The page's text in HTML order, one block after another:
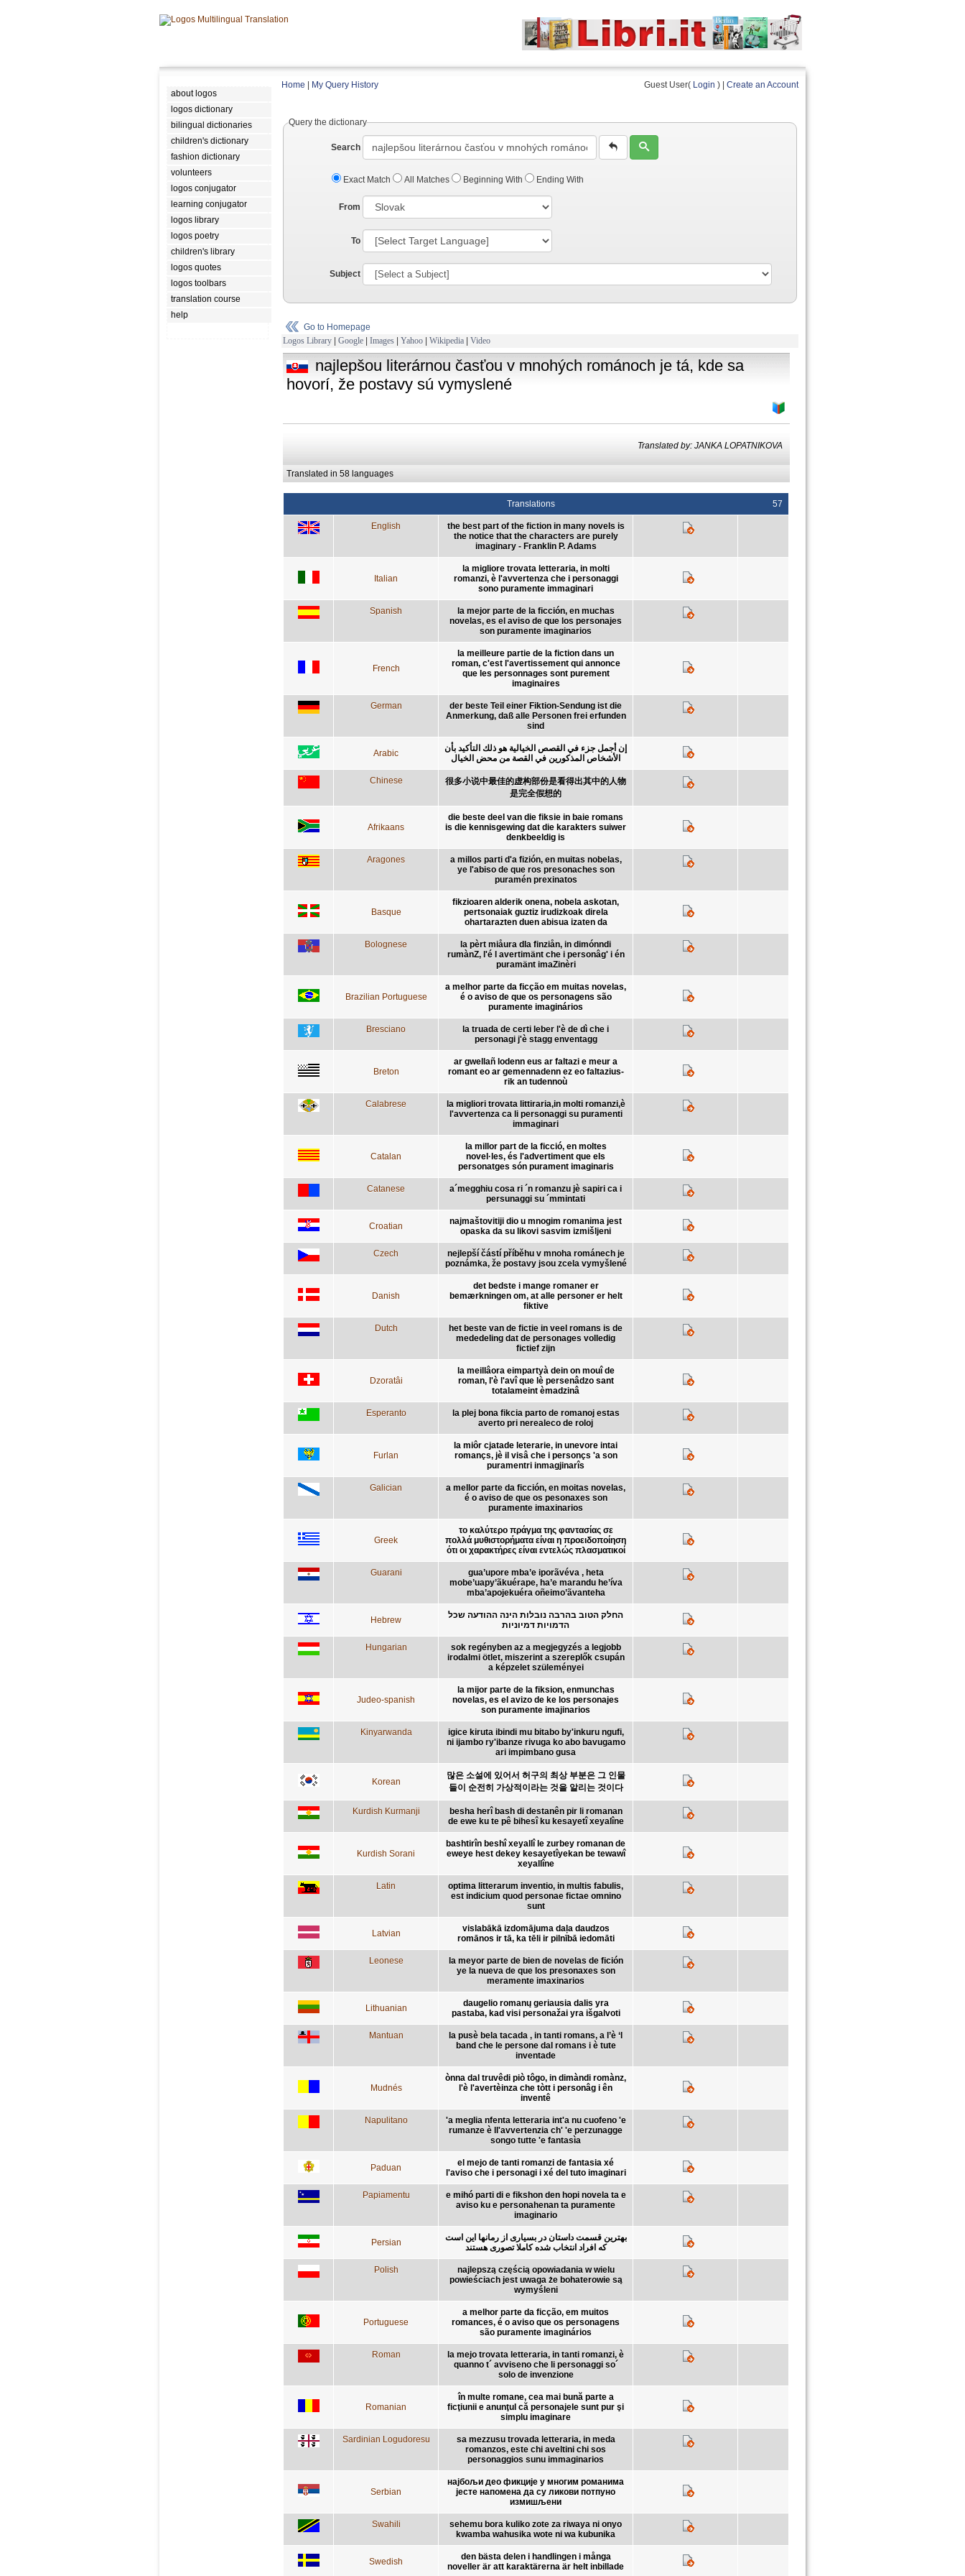
about logos
logos dictionary
bilingual dictionaries
children's dictionary
fashion dictionary
volunteers
logos conjugator
learning conjugator
logos library
logos poetry
children's library
logos quotes
logos toolbars
translation course
help
Home My Query History Guest User( Login ) | Create an Account
Query the dictionary
Search
Exact Match All Matches Beginning With Ending With
From
To
Subject
Go to Homepage
Logos Library | Google | Images | Yahoo | Wikipedia | Video
najlepšou literárnou časťou v mnohých románoch je tá, kde sa
hovorí, že postavy sú vymyslené
Translated by: JANKA LOPATNIKOVA
Translated in 58 languages
Translations 57
English
the best part of the fiction in many novels is
the notice that the characters are purely
imaginary - Franklin P. Adams
Italian
la migliore trovata letteraria, in molti
romanzi, è l'avvertenza che i personaggi
sono puramente immaginari
Spanish
la mejor parte de la ficción, en muchas
novelas, es el aviso de que los personajes
son puramente imaginarios
French
la meilleure partie de la fiction dans un
roman, c'est l'avertissement qui annonce
que les personnages sont purement
imaginaires
German
der beste Teil einer Fiktion-Sendung ist die
Anmerkung, daß alle Personen frei erfunden
sind
Arabic
إن أجمل جزء في القصص الخيالية هو ذلك التأكيد بأن
الأشخاص المذكورين في القصة من محض الخيال
Chinese
很多小说中最佳的虚构部份是看得出其中的人物
是完全假想的
Afrikaans
die beste deel van die fiksie in baie romans
is die kennisgewing dat die karakters suiwer
denkbeeldig is
Aragones
a millos parti d'a fizión, en muitas nobelas,
ye l'abiso de que ros presonaches son
puramén prexinatos
Basque
fikzioaren alderik onena, nobela askotan,
pertsonaiak guztiz irudizkoak direla
ohartarazten duen abisua izaten da
Bolognese
la pèrt miåura dla finziån, in dimónndi
rumànZ, l'é l avertimänt che i personâg' i én
puramänt imaZinèri
Brazilian Portuguese
a melhor parte da ficção em muitas novelas,
é o aviso de que os personagens são
puramente imaginários
Bresciano
la truada de certi leber l'è de dì che i
personagi j'è stagg enventagg
Breton
ar gwellañ lodenn eus ar faltazi e meur a
romant eo ar gemennadenn ez eo faltazius-
rik an tudennoù
Calabrese
la migliori trovata littiraria,in molti romanzi,è
l'avvertenza ca li personaggi su puramenti
immaginari
Catalan
la millor part de la ficció, en moltes
novel·les, és l'advertiment que els
personatges són purament imaginaris
Catanese
a´megghiu cosa ri ´n romanzu jè sapiri ca i
persunaggi su ´mmintati
Croatian
najmaštovitiji dio u mnogim romanima jest
opaska da su likovi sasvim izmišljeni
Czech
nejlepší částí příběhu v mnoha románech je
poznámka, že postavy jsou zcela vymyšlené
Danish
det bedste i mange romaner er
bemærkningen om, at alle personer er helt
fiktive
Dutch
het beste van de fictie in veel romans is de
mededeling dat de personages volledig
fictief zijn
Dzoratâi
la meillâora eimpartyà dein on mouî de
roman, l'è l'avî que lè persenâdzo sant
totalameint èmadzinâ
Esperanto
la plej bona fikcia parto de romanoj estas
averto pri nerealeco de roloj
Furlan
la miôr cjatade leterarie, in unevore intai
romançs, jè il visâ che i personçs 'a son
puramentri inmagjinarîs
Galician
a mellor parte da ficción, en moitas novelas,
é o aviso de que os pesonaxes son
puramente imaxinarios
Greek
το καλύτερο πράγμα της φαντασίας σε
πολλά μυθιστορήματα είναι η προειδοποίηση
ότι οι χαρακτήρες είναι εντελώς πλασματικοί
Guarani
gua’upore mba’e iporãvéva , heta
mobe’uapy’ãkuérape, ha’e marandu he’íva
mba’apojekuéra oñeimo’ãvanteha
Hebrew
החלק הטוב בהרבה נובלות הינה ההודעה שכל
הדמויות דמיוניות
Hungarian
sok regényben az a megjegyzés a legjobb
irodalmi ötlet, miszerint a szereplők csupán
a képzelet szüleményei
Judeo-spanish
la mijor parte de la fiksion, enmunchas
novelas, es el avizo de ke los personajes
son puramente imajinarios
Kinyarwanda
igice kiruta ibindi mu bitabo by'inkuru ngufi,
ni ijambo ry'ibanze rivuga ko abo bavugamo
ari impimbano gusa
Korean
많은 소설에 있어서 허구의 최상 부분은 그 인물
들이 순전히 가상적이라는 것을 알리는 것이다
Kurdish Kurmanji
besha herî bash di destanên pir li romanan
de ewe ku te pê bihesî ku kesayetî xeyalîne
Kurdish Sorani
bashtirîn beshî xeyallî le zurbey romanan de
eweye hest dekey kesayetîyekan be tewawî
xeyallîne
Latin
optima litterarum inventio, in multis fabulis,
est indicium quod personae fictae omnino
sunt
Latvian
vislabākā izdomājuma daļa daudzos
romānos ir tā, ka tēli ir pilnībā iedomāti
Leonese
la meyor parte de bien de novelas de fición
ye la nueva de que los presonaxes son
meramente imaxinarios
Lithuanian
daugelio romanų geriausia dalis yra
pastaba, kad visi personažai yra išgalvoti
Mantuan
la pusè bela tacada , in tanti romans, a l’è ‘l
band che le persone dal romans i è tute
inventade
Mudnés
ònna dal truvêdi piò tôgo, in dimàndi romànz,
l'è l'avertèinza che tòtt i personâg i ên
inventê
Napulitano
'a meglia nfenta letteraria int'a nu cuofeno 'e
rumanze è ll'avvertenzia ch' 'e perzunagge
songo tutte 'e fantasìa
Paduan
el mejo de tanti romanzi de fantasia xé
l'aviso che i personagi i xé del tuto imaginari
Papiamentu
e mihó parti di e fikshon den hopi novela ta e
aviso ku e personahenan ta puramente
imaginario
Persian
بهترین قسمت داستان در بسیاری از رمانها این است
که افراد انتخاب شده کاملا تصوری هستند
Polish
najlepszą częścią opowiadania w wielu
powieściach jest uwaga że bohaterowie są
wymyśleni
Portuguese
a melhor parte da ficção, em muitos
romances, é o aviso que os personagens
são puramente imaginários
Roman
la mejo trovata letteraria, in tanti romanzi, è
quanno t´ avviseno che li personaggi so´
solo de invenzione
Romanian
în multe romane, cea mai bună parte a
ficţiunii e anunţul că personajele sunt pur şi
simplu imaginare
Sardinian Logudoresu
sa mezzusu trovada letteraria, in meda
romanzos, este chi aveltini chi sos
personaggios sunu immaginarios
Serbian
најбољи део фикције у многим романима
јесте напомена да су ликови потпуно
измишљени
Swahili
sehemu bora kuliko zote za riwaya ni onyo
kwamba wahusika wote ni wa kubunika
Swedish
den bästa delen i handlingen i många
noveller är att karaktärerna är helt inbillade